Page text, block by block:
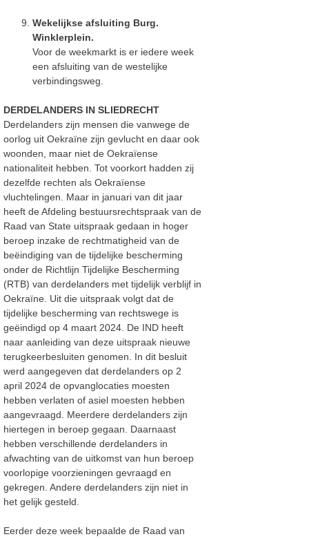
Wekelijkse afsluiting Burg.
Winklerplein.
Voor de weekmarkt is er iedere week
een afsluiting van de westelijke
verbindingsweg.
DERDELANDERS IN SLIEDRECHT
Derdelanders zijn mensen die vanwege de
oorlog uit Oekraïne zijn gevlucht en daar ook
woonden, maar niet de Oekraïense
nationaliteit hebben. Tot voorkort hadden zij
dezelfde rechten als Oekraïense
vluchtelingen. Maar in januari van dit jaar
heeft de Afdeling bestuursrechtspraak van de
Raad van State uitspraak gedaan in hoger
beroep inzake de rechtmatigheid van de
beëindiging van de tijdelijke bescherming
onder de Richtlijn Tijdelijke Bescherming
(RTB) van derdelanders met tijdelijk verblijf in
Oekraïne. Uit die uitspraak volgt dat de
tijdelijke bescherming van rechtswege is
geëindigd op 4 maart 2024. De IND heeft
naar aanleiding van deze uitspraak nieuwe
terugkeerbesluiten genomen. In dit besluit
werd aangegeven dat derdelanders op 2
april 2024 de opvanglocaties moesten
hebben verlaten of asiel moesten hebben
aangevraagd. Meerdere derdelanders zijn
hiertegen in beroep gegaan. Daarnaast
hebben verschillende derdelanders in
afwachting van de uitkomst van hun beroep
voorlopige voorzieningen gevraagd en
gekregen. Andere derdelanders zijn niet in
het gelijk gesteld.
Eerder deze week bepaalde de Raad van